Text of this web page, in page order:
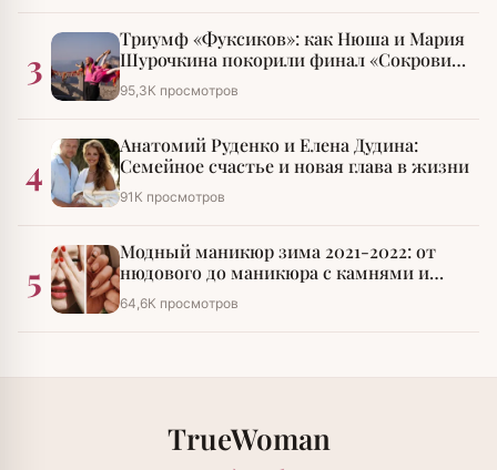
3
Триумф «Фуксиков»: как Нюша и Мария
Шурочкина покорили финал «Сокровищ
императора»
95,3К просмотров
4
Анатомий Руденко и Елена Дудина:
Семейное счастье и новая глава в жизни
91К просмотров
5
Модный маникюр зима 2021-2022: от
нюдового до маникюра с камнями и
стразами
64,6К просмотров
TrueWoman